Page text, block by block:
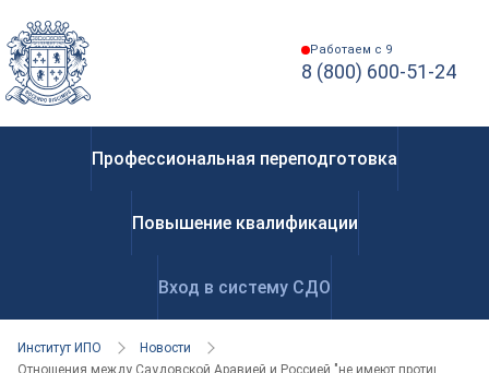
Работаем с 9
8 (800) 600-51-24
Профессиональная переподготовка
Повышение квалификации
Вход в систему СДО
Институт ИПО
Новости
Отношения между Саудовской Аравией и Россией "не имеют противоречий"